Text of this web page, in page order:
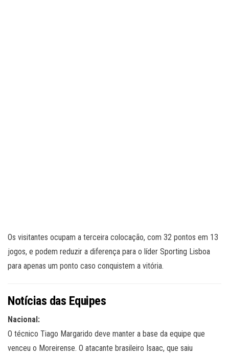
Os visitantes ocupam a terceira colocação, com 32 pontos em 13
jogos, e podem reduzir a diferença para o líder Sporting Lisboa
para apenas um ponto caso conquistem a vitória.
Notícias das Equipes
Nacional:
O técnico Tiago Margarido deve manter a base da equipe que
venceu o Moreirense. O atacante brasileiro Isaac, que saiu